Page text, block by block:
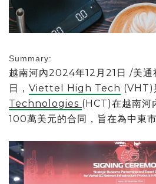
Summary:
越南河內2024年12月21日 /美
日， Viettel High Tech (VHT)
Technologies (HCT)在越南河
100萬美元的合同，旨在為中東